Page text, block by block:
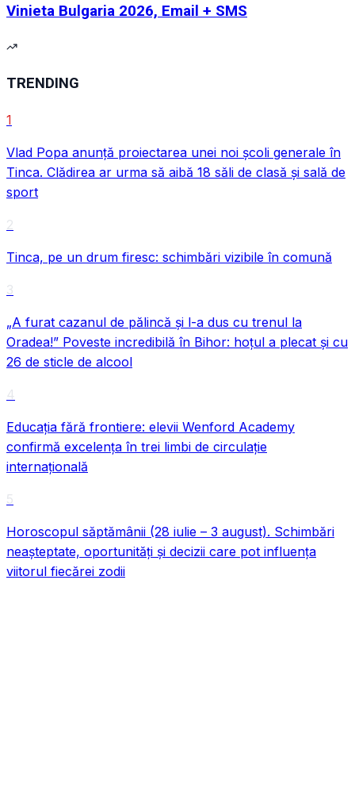
Vinieta Bulgaria 2026, Email + SMS
TRENDING
1
Vlad Popa anunță proiectarea unei noi școli generale în
Tinca. Clădirea ar urma să aibă 18 săli de clasă și sală de
sport
2
Tinca, pe un drum firesc: schimbări vizibile în comună
3
„A furat cazanul de pălincă și l-a dus cu trenul la
Oradea!” Poveste incredibilă în Bihor: hoțul a plecat și cu
26 de sticle de alcool
4
Educația fără frontiere: elevii Wenford Academy
confirmă excelența în trei limbi de circulație
internațională
5
Horoscopul săptămânii (28 iulie – 3 august). Schimbări
neașteptate, oportunități și decizii care pot influența
viitorul fiecărei zodii